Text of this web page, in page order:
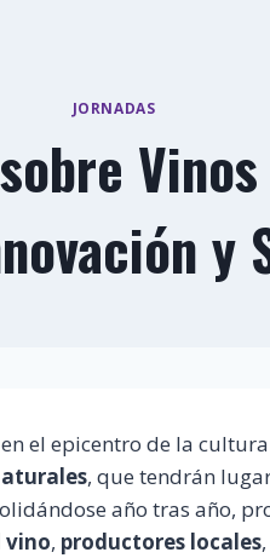
JORNADAS
y
el epicentro de la
, que tendrán
año tras año,
vino, productores locales,